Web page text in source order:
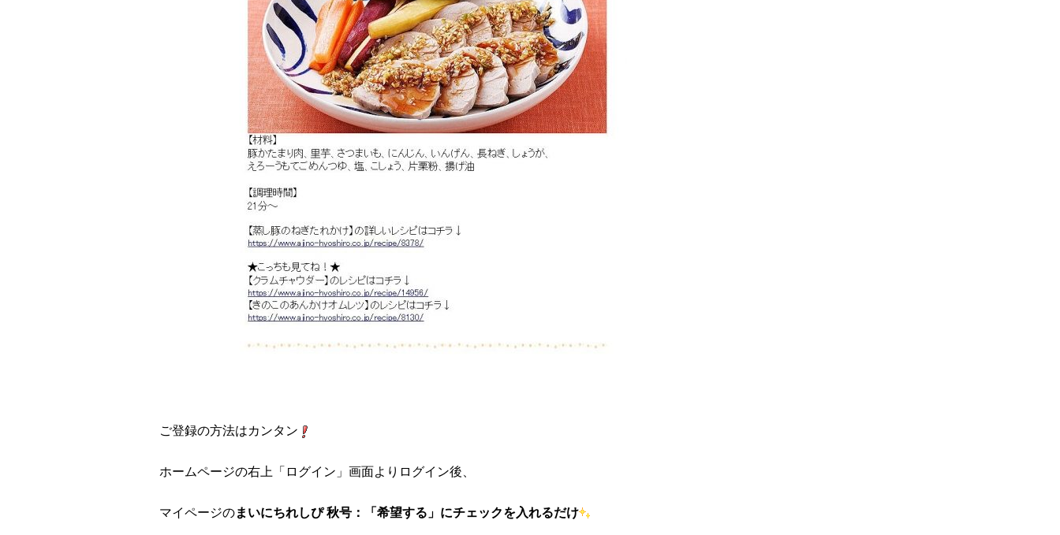
ご登録の方法はカンタン
ホームページの右上「ログイン」画面よりログイン後、
マイページのまいにちれしぴ 秋号：「希望する」にチェックを入れるだけ